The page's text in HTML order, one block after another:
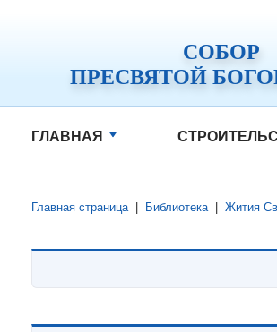
СОБОР
ПРЕСВЯТОЙ
ГЛАВНАЯ
Главная страница | Библиотека | Жития